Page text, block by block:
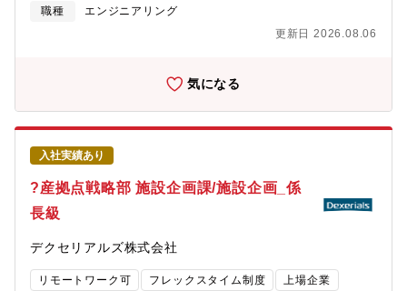
としてお迎えします。キャリアの中で転居・転勤を伴うジョブロ
として中長期的に業務にあたってもらうことを期待していま
積や、新規事業立ち上げ等の各種プロジェクトへの参画、工場の
工務部門のライン長（部長・課長）をお任せします。【働き方補
足】・計画的な工事・修繕による早出残業がありますが、年間平
均では20時間程度/月です。・稀に突発的なトラブル対応のため業
務時間外や休日に呼び出しが生じる場合もあります。（年1～2回
あるかないか程度です）【同社について】植林をはじめとする森
林造成と、そこから調達する木質資源を原料とする製紙事業やバ
イオケミカル事業、そして次世代の素材として期待されるセルロ
ースナノファイバー（CNF）をはじめとする新素材事業に至るま
スナノファイバーを蓄電体に用いた全固体電池をの研究、木質バ
イオマス専焼火力発電の運転、木質バイオマスを配合した複合材
料など、紙・パプル事業以外の先端技術分野においても大きな注
職種
エンジニアリング
更新日 2026.08.06
気になる
入社実績あり
?産拠点戦略部 施設企画課/施設企画_係
長級
デクセリアルズ株式会社
リモートワーク可 フレックスタイム制度 上場企業